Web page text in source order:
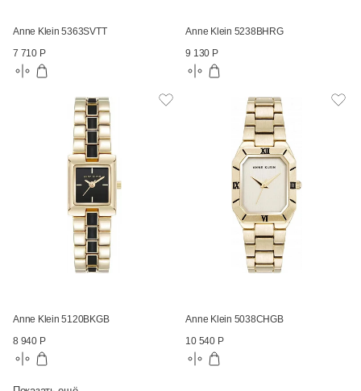
Anne Klein 5363SVTT
7 710 Р
Anne Klein 5238BHRG
9 130 Р
Anne Klein 5120BKGB
8 940 Р
Anne Klein 5038CHGB
10 540 Р